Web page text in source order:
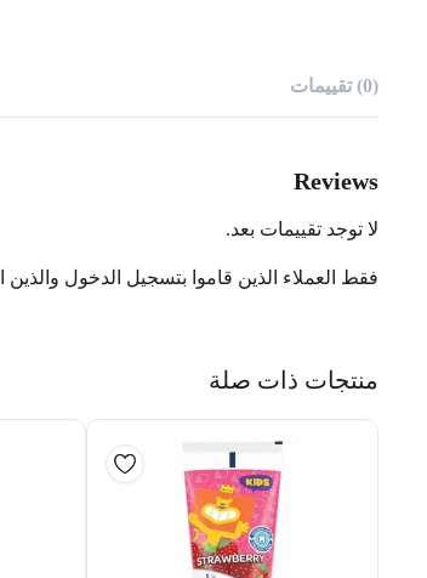
(0) تقييمات
Reviews
لا توجد تقييمات بعد.
فقط العملاء الذين قاموا بتسجيل الدخول والذين
منتجات ذات صلة